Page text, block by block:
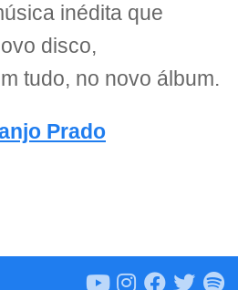
inédita que
disco,
tudo, no novo álbum.
Prado